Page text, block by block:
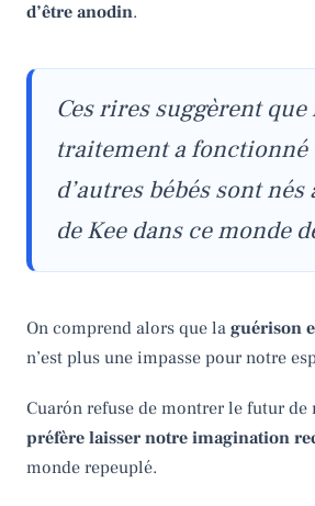
d’être anodin.
Ces rires suggèrent que
traitement a fonctionné
d’autres bébés sont nés
de Kee dans ce monde
On comprend alors que la guérison
n’est plus une impasse pour notre
Cuarón refuse de montrer le futur
préfère laisser notre imagination
monde repeuplé.